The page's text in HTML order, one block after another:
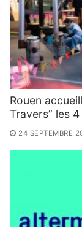
Rouen
Travers” les
24 SEPTEMBRE